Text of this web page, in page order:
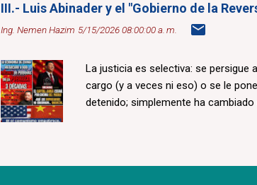
III.- Luis Abinader y el "Gobierno de la
Ing. Nemen Hazim 5/15/2026 08:00:00 a. m.
La justicia es selectiva: se persigue
cargo (y a veces ni eso) o se le
detenido; simplemente ha